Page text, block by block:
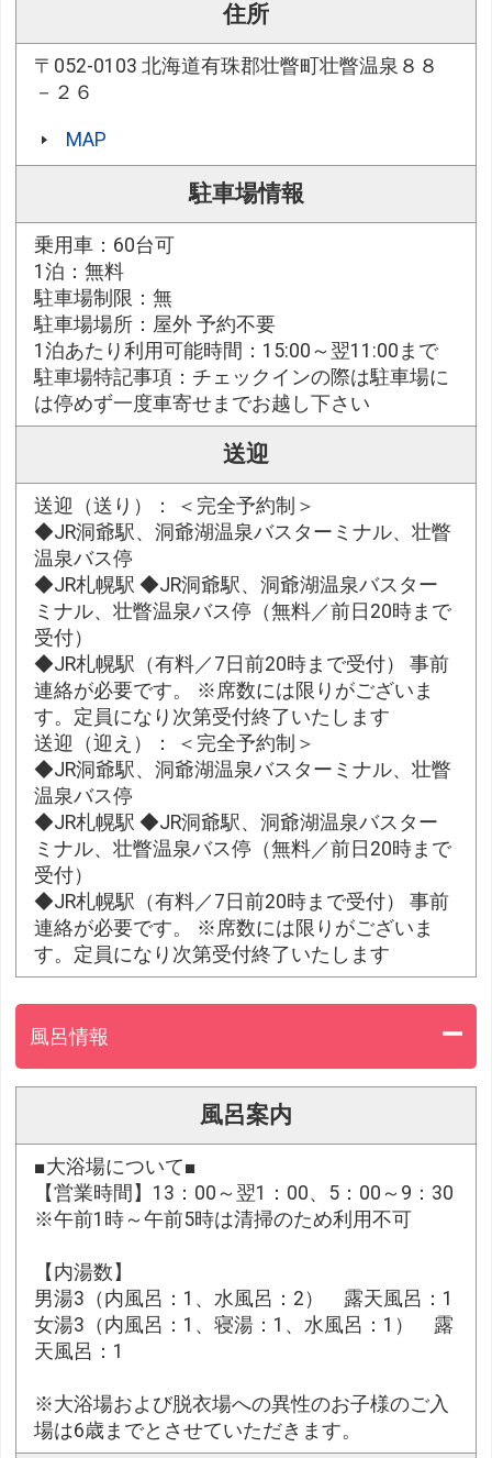
住所
〒052-0103 北海道有珠郡壮瞥町壮瞥温泉８８
－２６
MAP
駐車場情報
乗用車：60台可
1泊：無料
駐車場制限：無
駐車場場所：屋外 予約不要
1泊あたり利用可能時間：15:00～翌11:00まで
駐車場特記事項：チェックインの際は駐車場に
は停めず一度車寄せまでお越し下さい
送迎
送迎（送り）： ＜完全予約制＞
◆JR洞爺駅、洞爺湖温泉バスターミナル、壮瞥
温泉バス停
◆JR札幌駅 ◆JR洞爺駅、洞爺湖温泉バスター
ミナル、壮瞥温泉バス停（無料／前日20時まで
受付）
◆JR札幌駅（有料／7日前20時まで受付） 事前
連絡が必要です。 ※席数には限りがございま
す。定員になり次第受付終了いたします
送迎（迎え）： ＜完全予約制＞
◆JR洞爺駅、洞爺湖温泉バスターミナル、壮瞥
温泉バス停
◆JR札幌駅 ◆JR洞爺駅、洞爺湖温泉バスター
ミナル、壮瞥温泉バス停（無料／前日20時まで
受付）
◆JR札幌駅（有料／7日前20時まで受付） 事前
連絡が必要です。 ※席数には限りがございま
す。定員になり次第受付終了いたします
風呂情報
風呂案内
■大浴場について■
【営業時間】13：00～翌1：00、5：00～9：30
※午前1時～午前5時は清掃のため利用不可
【内湯数】
男湯3（内風呂：1、水風呂：2） 露天風呂：1
女湯3（内風呂：1、寝湯：1、水風呂：1） 露
天風呂：1
※大浴場および脱衣場への異性のお子様のご入
場は6歳までとさせていただきます。